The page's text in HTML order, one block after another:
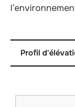
Profil